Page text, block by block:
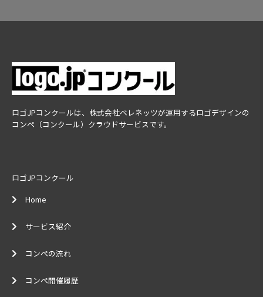
ロゴJPコンクールは、株式会社ベレネッツが運用するロゴデザインの
コンペ（コンクール）クラウドサービスです。
ロゴJPコンクール
Home
サービス紹介
コンペの流れ
コンペ開催履歴